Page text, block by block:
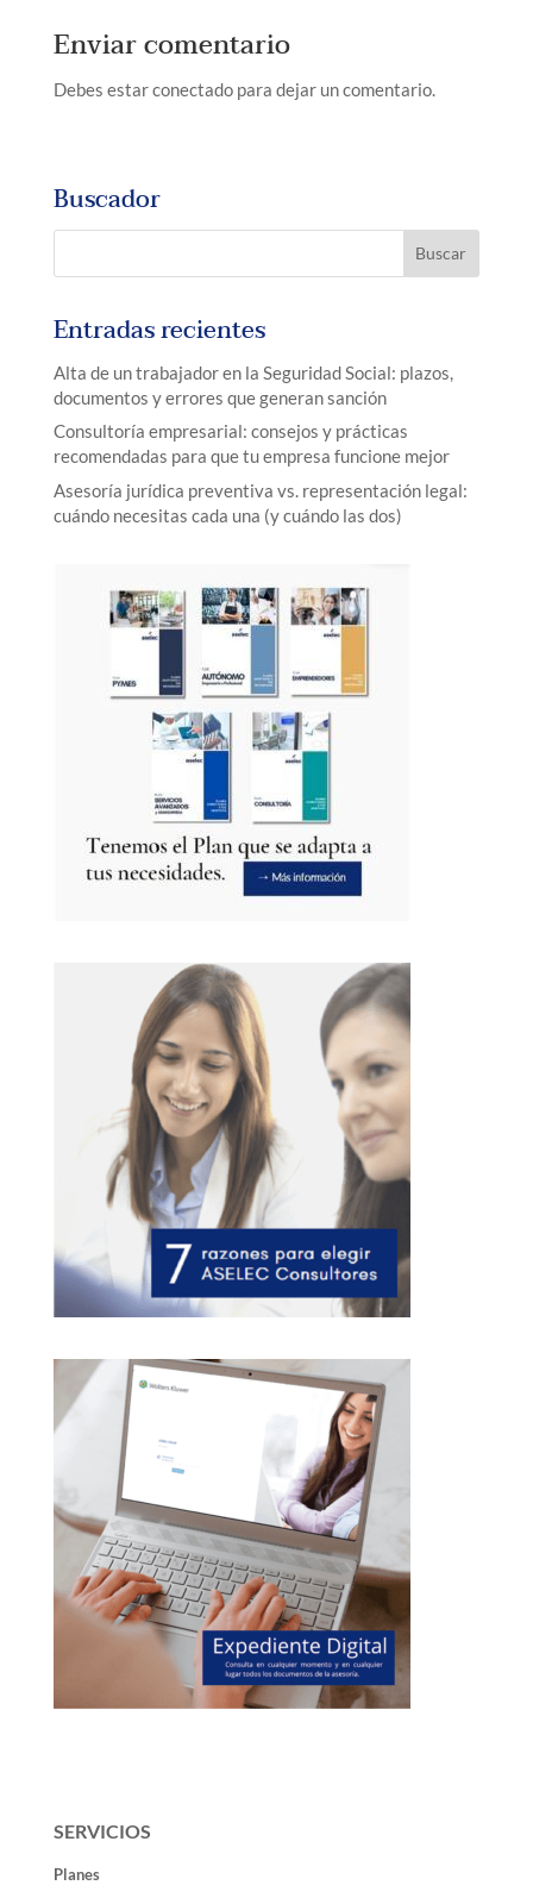
Enviar comentario
Debes estar conectado para dejar un comentario.
Buscador
Entradas recientes
Alta de un trabajador en la Seguridad Social: plazos,
documentos y errores que generan sanción
Consultoría empresarial: consejos y prácticas
recomendadas para que tu empresa funcione mejor
Asesoría jurídica preventiva vs. representación legal:
cuándo necesitas cada una (y cuándo las dos)
SERVICIOS
Planes